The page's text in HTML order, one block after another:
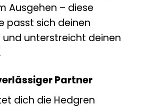
Ausgehen – diese
passt sich deinen
und unterstreicht deinen
Partner
dich die Hedgren